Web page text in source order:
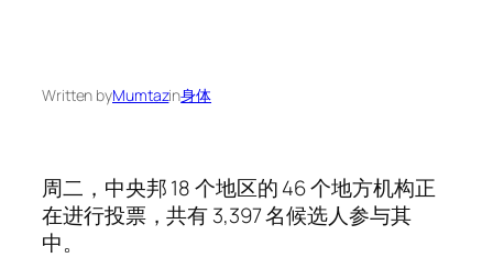
Written byMumtazin身体
周二，中央邦 18 个地区的 46 个地方机构正
在进行投票，共有 3,397 名候选人参与其
中。